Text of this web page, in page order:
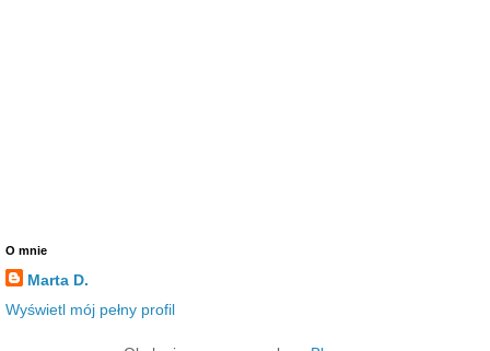
O mnie
Marta D.
Wyświetl mój pełny profil